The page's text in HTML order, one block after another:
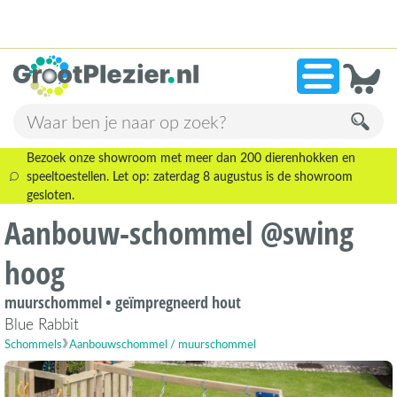
»13.945 beoordelingen!
Bezoek onze showroom met meer dan 200 dierenhokken en
speeltoestellen. Let op: zaterdag 8 augustus is de showroom
gesloten.
Aanbouw-schommel @swing
hoog
muurschommel • geïmpregneerd hout
Blue Rabbit
Schommels Aanbouwschommel / muurschommel